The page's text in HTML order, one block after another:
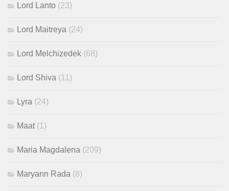
Lord Lanto (23)
Lord Maitreya (24)
Lord Melchizedek (68)
Lord Shiva (11)
Lyra (24)
Maat (1)
Maria Magdalena (209)
Maryann Rada (8)